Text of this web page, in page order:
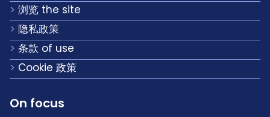
浏览 the site
隐私政策
条款 of use
Cookie 政策
On focus